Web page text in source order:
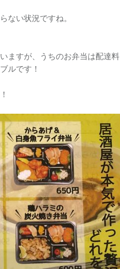
ない状況ですね。
ますが、うちのお弁当は配達料
ルです！